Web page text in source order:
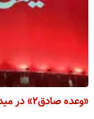
«وعده صادق۲» در میدان ولی‌عصر(عج) تهران رونمایی شد